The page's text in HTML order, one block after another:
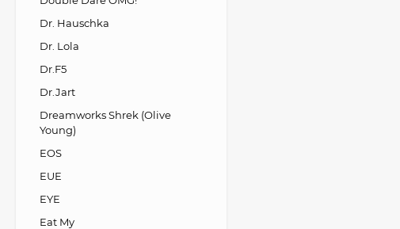
Dr. Hauschka
Dr. Lola
Dr.F5
Dr.Jart
Dreamworks Shrek (Olive
Young)
EOS
EUE
EYE
Eat My